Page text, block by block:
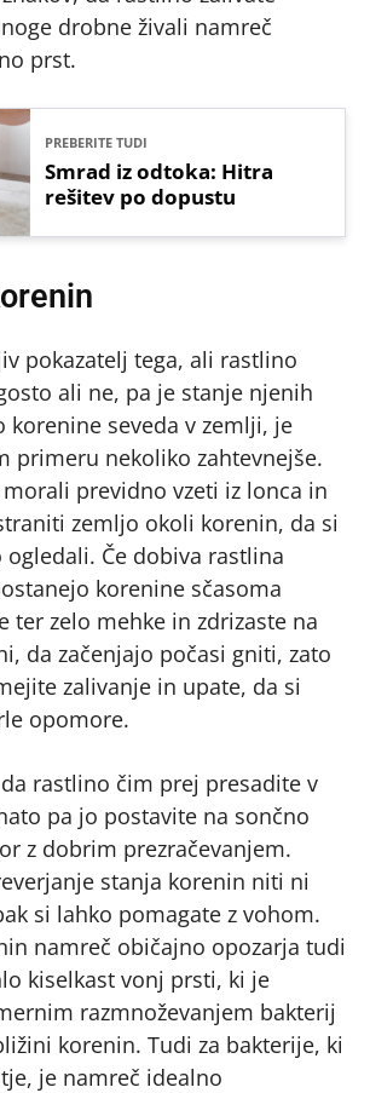
drobne živali namreč
prst.
PREBERITE TUDI
Smrad iz odtoka: Hitra
rešitev po dopustu
pokazatelj tega, ali rastlino
ali ne, pa je stanje njenih
korenine seveda v zemlji, je
primeru nekoliko zahtevnejše.
previdno vzeti iz lonca in
zemljo okoli korenin, da si
Če dobiva rastlina
korenine sčasoma
ter zelo mehke in zdrizaste na
da začenjajo počasi gniti, zato
zalivanje in upate, da si
opomore.
rastlino čim prej presadite v
pa jo postavite na sončno
z dobrim prezračevanjem.
stanja korenin niti ni
si lahko pomagate z vohom.
namreč običajno opozarja tudi
kiselkast vonj prsti, ki je
razmnoževanjem bakterij
korenin. Tudi za bakterije, ki
je namreč idealno